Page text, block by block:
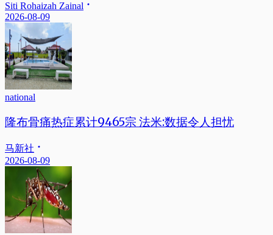
Siti Rohaizah Zainal
2026-08-09
national
隆布骨痛热症累计9465宗 法米:数据令人担忧
马新社
2026-08-09